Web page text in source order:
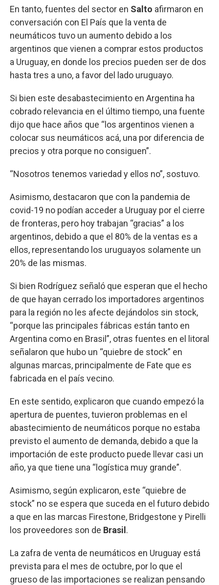
En tanto, fuentes del sector en Salto afirmaron en
conversación con El País que la venta de
neumáticos tuvo un aumento debido a los
argentinos que vienen a comprar estos productos
a Uruguay, en donde los precios pueden ser de dos
hasta tres a uno, a favor del lado uruguayo.
Si bien este desabastecimiento en Argentina ha
cobrado relevancia en el último tiempo, una fuente
dijo que hace años que “los argentinos vienen a
colocar sus neumáticos acá, una por diferencia de
precios y otra porque no consiguen”.
“Nosotros tenemos variedad y ellos no”, sostuvo.
Asimismo, destacaron que con la pandemia de
covid-19 no podían acceder a Uruguay por el cierre
de fronteras, pero hoy trabajan “gracias” a los
argentinos, debido a que el 80% de la ventas es a
ellos, representando los uruguayos solamente un
20% de las mismas.
Si bien Rodríguez señaló que esperan que el hecho
de que hayan cerrado los importadores argentinos
para la región no les afecte dejándolos sin stock,
“porque las principales fábricas están tanto en
Argentina como en Brasil”, otras fuentes en el litoral
señalaron que hubo un “quiebre de stock” en
algunas marcas, principalmente de Fate que es
fabricada en el país vecino.
En este sentido, explicaron que cuando empezó la
apertura de puentes, tuvieron problemas en el
abastecimiento de neumáticos porque no estaba
previsto el aumento de demanda, debido a que la
importación de este producto puede llevar casi un
año, ya que tiene una “logística muy grande”.
Asimismo, según explicaron, este “quiebre de
stock” no se espera que suceda en el futuro debido
a que en las marcas Firestone, Bridgestone y Pirelli
los proveedores son de Brasil .
La zafra de venta de neumáticos en Uruguay está
prevista para el mes de octubre, por lo que el
grueso de las importaciones se realizan pensando